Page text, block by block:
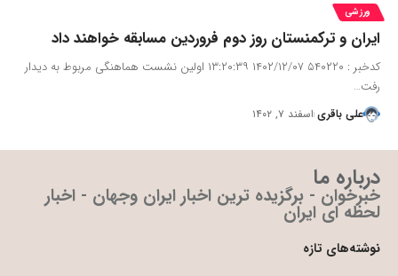
ورزشی
ایران و ترکمنستان روز دوم فروردین مسابقه خواهند داد
کدخبر : ۵۴۰۲۲۰ ۱۴۰۲/۱۲/۰۷ ۱۳:۲۰:۳۹ اولین نشست هماهنگی مربوط به دیدار
رفت…
علی باقری اسفند ۷, ۱۴۰۲
درباره ما
خبرخوان - برگزیده ترین اخبار ایران وجهان - اخبار
لحظه ای ایران
نوشته‌های تازه